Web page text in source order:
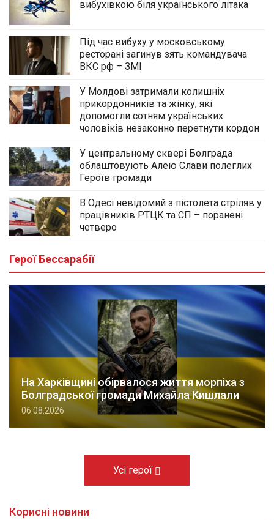
вибухівкою біля українського літака
Під час вибуху у московському
ресторані загинув зять командувача
ВКС рф – ЗМІ
У Молдові затримали колишніх
прикордонників та жінку, які
допомогли сотням українських
чоловіків незаконно перетнути кордон
У центральному сквері Болграда
облаштовують Алею Слави полеглих
Героїв громади
В Одесі невідомий з пістолета стріляв у
працівників РТЦК та СП – поранені
четверо
Герої Бессарабії
На Харківщині обірвалося життя морпіха з
Болградської громади Михайла Кишлали
06.08.2026
Усі герої
Корисні новини